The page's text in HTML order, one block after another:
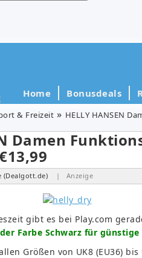
Home Bonusdeals
& Freizeit HELLY HANSEN
Damen
(Dealgott.de) | Anzeige
gibt es bei Play.com
Farbe Schwarz für
Größen von UK8 (EU36)